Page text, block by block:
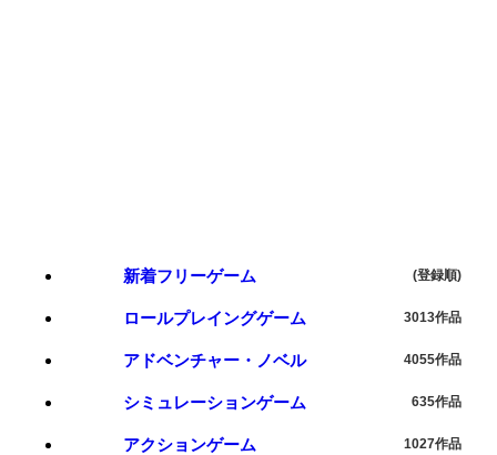
新着フリーゲーム (登録順)
ロールプレイングゲーム 3013作品
アドベンチャー・ノベル 4055作品
シミュレーションゲーム 635作品
アクションゲーム 1027作品